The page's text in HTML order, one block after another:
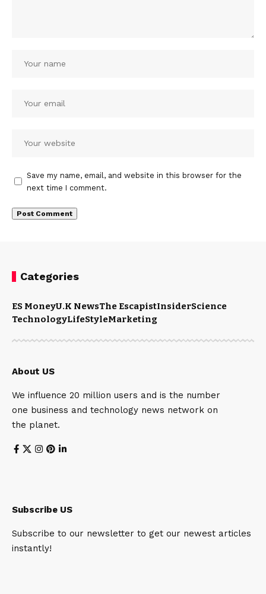
Save my name, email, and website in this browser for the
next time I comment.
Categories
ES MoneyU.K NewsThe EscapistInsiderScience
TechnologyLifeStyleMarketing
About US
We influence 20 million users and is the number
one business and technology news network on
the planet.
Subscribe US
Subscribe to our newsletter to get our newest articles
instantly!